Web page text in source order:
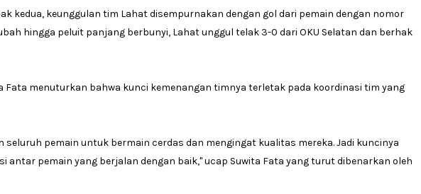
kedua, keunggulan tim Lahat disempurnakan dengan gol dari pemain dengan nomor
hingga peluit panjang berbunyi, Lahat unggul telak 3-0 dari OKU Selatan dan berhak
Fata menuturkan bahwa kunci kemenangan timnya terletak pada koordinasi tim yang
seluruh pemain untuk bermain cerdas dan mengingat kualitas mereka. Jadi kuncinya
antar pemain yang berjalan dengan baik," ucap Suwita Fata yang turut dibenarkan oleh